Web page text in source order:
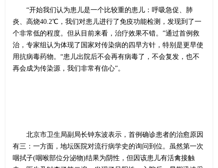
“开始我们认为患儿是一个比较重的患儿：呼吸急促、肺
炎、高烧40.2℃，我们对患儿进行了免疫功能检测，发现到了一
个非常低的程度。但从目前来看，治疗效果不错。”通过首例救
治，专家组认为体现了国家对传染病的四早方针，特别是更早使
用抗病毒药物。“患儿出院后不会再有病毒了，不会复发，也不
再会成为传染源，我们非常有信心”。
北京市卫生局副局长钟东波表示，首例确诊患者的治愈原因
有三：一方面，地坛医院对流行病学史的询问到位。虽然第一次
咽拭子(咽喉部位分泌物)结果为阴性，但因该患儿有活禽接触